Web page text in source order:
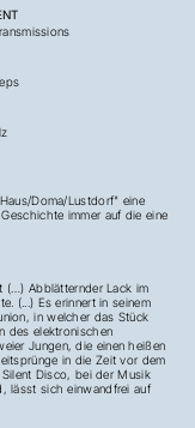
Doma/Lustdorf" eine
immer auf die eine
(…) Abblätternder Lack im
(...) Es erinnert in seinem
in welcher das Stück
des elektronischen
Jungen, die einen heißen
in die Zeit vor dem
Disco, bei der Musik
lässt sich einwandfrei auf